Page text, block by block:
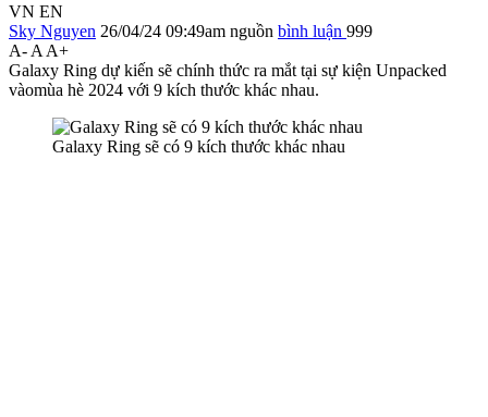
VN EN
Sky Nguyen 26/04/24 09:49am nguồn bình luận 999
A- A A+
Galaxy Ring dự kiến sẽ chính thức ra mắt tại sự kiện Unpacked
vàomùa hè 2024 với 9 kích thước khác nhau.
Galaxy Ring sẽ có 9 kích thước khác nhau